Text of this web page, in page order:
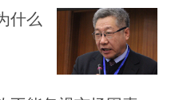
什么